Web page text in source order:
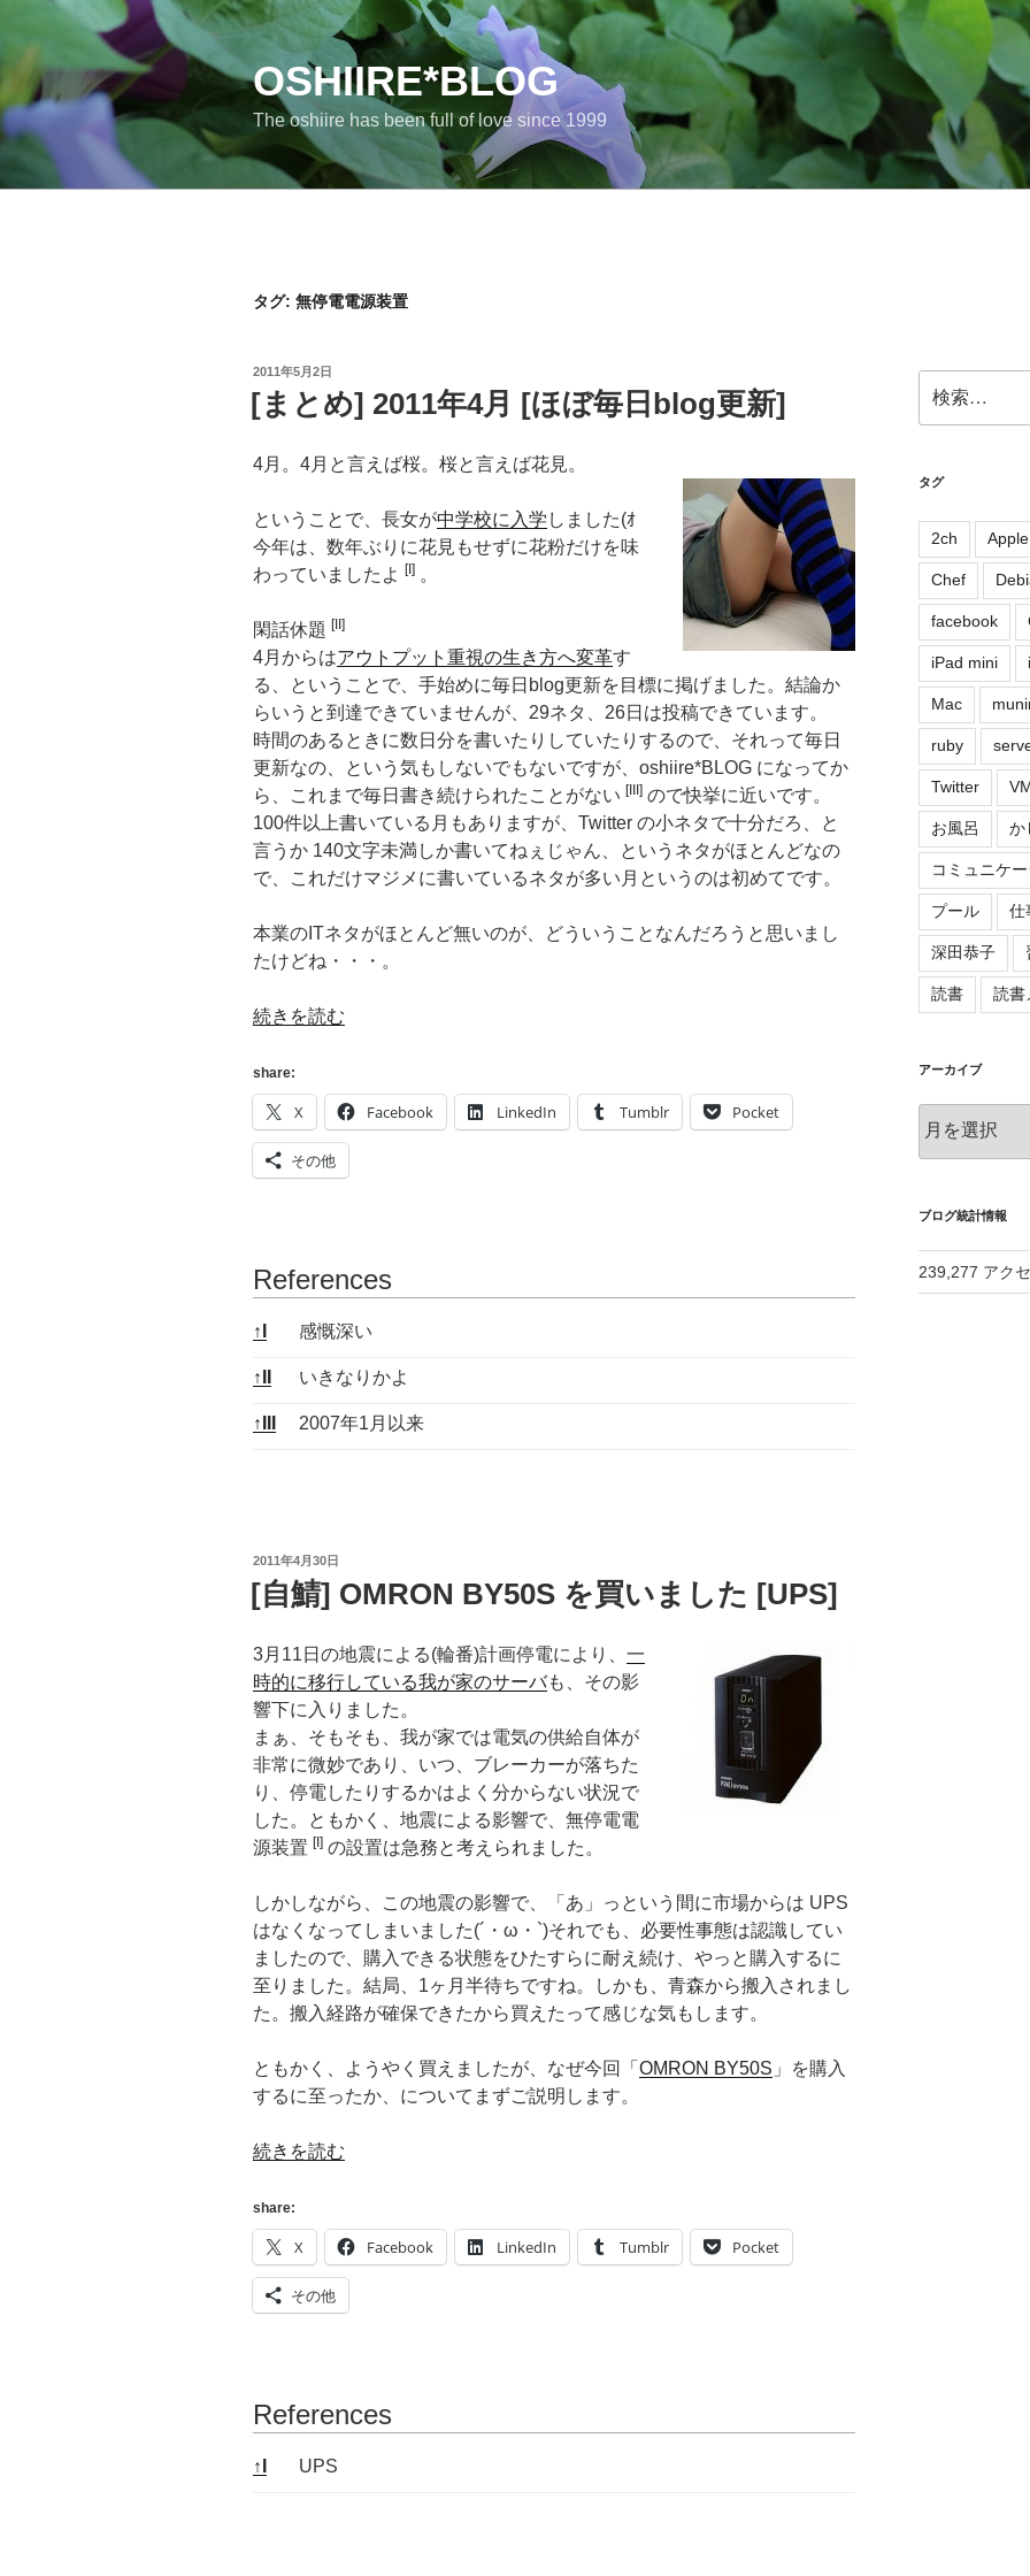
ツ
OSHIIRE*BLOG
The oshiire has been full of love since 1999
タグ: 無停電電源装置
投
日:
2011年5月2日
[まとめ] 2011年4月 [ほぼ毎日blog更新]
4月。4月と言えば桜。桜と言えば花見。
ということで、長女が中学校に入学 しました(ｵ
今年は、数年ぶりに花見もせずに花粉だけを味
わっていましたよ [I] 。
閑話休題 [II]
4月からはアウトプット重視の生き方へ変革す
る、ということで、手始めに毎日blog更新を目標に掲げました。結論か
らいうと到達できていませんが、29ネタ、26日は投稿できています。
時間のあるときに数日分を書いたりしていたりするので、それって毎日
更新なの、という気もしないでもないですが、oshiire*BLOG になってか
ら、これまで毎日書き続けられたことがない [III] ので快挙に近いです。
100件以上書いている月もありますが、Twitter の小ネタで十分だろ、と
言うか 140文字未満しか書いてねぇじゃん、というネタがほとんどなの
で、これだけマジメに書いているネタが多い月というのは初めてです。
本業のITネタがほとんど無いのが、どういうことなんだろうと思いまし
たけどね・・・。
“[ま
め]
2011
年
月
日
更
新]”
続きを読む
share:
X Facebook LinkedIn Tumblr Pocket
その他
References
References
↑ 感慨深い
↑ いきなりかよ
↑ 2007年1月以来
投
日:
2011年4月30日
[自鯖] OMRON BY50S を買いました [UPS]
3月11日の地震による(輪番)計画停電により、 一
時的に移行している我が家のサーバも、その影
響下に入りました。
まぁ、そもそも、我が家では電気の供給自体が
非常に微妙であり、いつ、ブレーカーが落ちた
り、停電したりするかはよく分からない状況で
した。ともかく、地震による影響で、無停電電
源装置 [I] の設置は急務と考えられました。
しかしながら、この地震の影響で、「あ」っという間に市場からは UPS
はなくなってしまいました(´・ω・`)それでも、必要性事態は認識してい
ましたので、購入できる状態をひたすらに耐え続け、やっと購入するに
至りました。結局、1ヶ月半待ちですね。しかも、青森から搬入されまし
た。搬入経路が確保できたから買えたって感じな気もします。
ともかく、ようやく買えましたが、なぜ今回「 OMRON BY50S 」を購入
するに至ったか、についてまずご説明します。
“[自
OMRON
BY50S
を
買
い
[UPS]”
続きを読む
share:
X Facebook LinkedIn Tumblr Pocket
その他
References
References
↑ UPS
索:
タグ
2ch Apple
Chef
facebook
iPad mini
Mac
ruby
Twitter
お風呂 か
コミュニケ
プール 仕
深田恭子
読書 読書
アーカイブ
ー
ブ
ブログ統計情報
239,277 アク